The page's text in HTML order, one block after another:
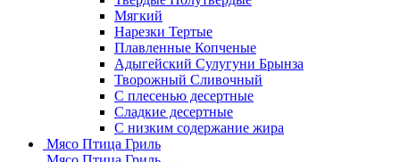
Мягкий
Нарезки Тертые
Плавленные Копченые
Адыгейский Сулугуни Брынза
Творожный Сливочный
С плесенью десертные
Сладкие десертные
С низким содержание жира
Мясо Птица Гриль